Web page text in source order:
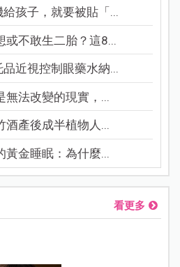
孩子，就要被貼「...
或不敢生二胎？這8...
品近視控制眼藥水納...
無法改變的現實，...
酒產後成半植物人...
黃金睡眠：為什麼...
看更多